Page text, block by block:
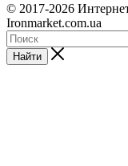
© 2017-2026
Ironmarket.com.ua
Найти